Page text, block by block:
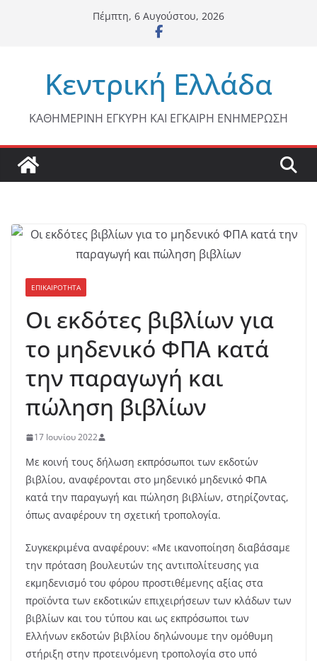
Πέμπτη, 6 Αυγούστου, 2026
Κεντρική Ελλάδα
ΚΑΘΗΜΕΡΙΝΗ ΕΓΚΥΡΗ ΚΑΙ ΕΓΚΑΙΡΗ ΕΝΗΜΕΡΩΣΗ
ΕΠΙΚΑΙΡΟΤΗΤΑ
Oι εκδότες βιβλίων για
το μηδενικό ΦΠΑ κατά
την παραγωγή και
πώληση βιβλίων
17 Ιουνίου 2022
Με κοινή τους δήλωση εκπρόσωποι των εκδοτών
βιβλίου, αναφέρονται στο μηδενικό μηδενικό ΦΠΑ
κατά την παραγωγή και πώληση βιβλίων, στηρίζοντας,
όπως αναφέρουν τη σχετική τροπολογία.
Συγκεκριμένα αναφέρουν: «Με ικανοποίηση διαβάσαμε
την πρόταση βουλευτών της αντιπολίτευσης για
εκμηδενισμό του φόρου προστιθέμενης αξίας στα
προϊόντα των εκδοτικών επιχειρήσεων των κλάδων των
βιβλίων και του τύπου και ως εκπρόσωποι των
Ελλήνων εκδοτών βιβλίου δηλώνουμε την ομόθυμη
στήριξη στην προτεινόμενη τροπολογία στο υπό